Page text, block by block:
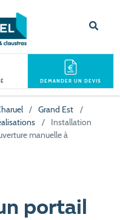
DEMANDER UN DEVIS
/ Grand Est
/
/
Installation
manuelle à
portail